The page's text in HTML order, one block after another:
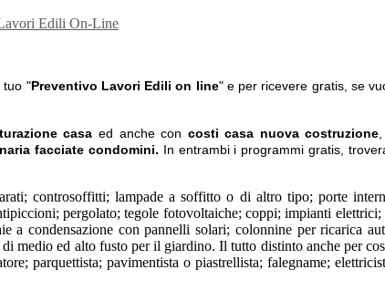
tuo "Preventivo Lavori Edili on line" e per ricevere gratis, se
casa ed anche con costi casa nuova costruzione
facciate condomini. In entrambi i programmi gratis,
controsoffitti; lampade a soffitto o di altro tipo; porte
pergolato; tegole fotovoltaiche; coppi; impianti elettrici;
a condensazione con pannelli solari; colonnine per ricarica
medio ed alto fusto per il giardino. Il tutto distinto anche per
parquettista; pavimentista o piastrellista; falegname;